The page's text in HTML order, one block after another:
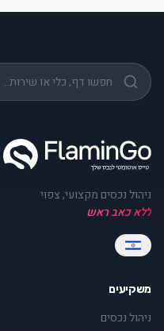
ניהול נכסים מקצועי, צפוי
ללא כאב ראש
משקיעים
ניהול נכסים